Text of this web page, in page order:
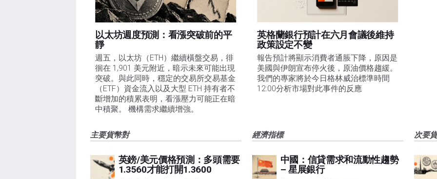
以太坊週度預測：看漲突破前的平
靜
週五，以太坊（ETH）繼續橫盤交易，徘
徊在 1,901 美元附近，暗示未來可能出現
突破。與此同時，穩定的交易所交易基金
（ETF）資金流入以及大型 ETH 持有者不
斷增加的積累表明，看漲壓力可能正在暗
中積聚。 機構需求繼續增強。
英格蘭銀行預計在六月會議後維持
政策設定不變
報告預計將顯示消費者通脹下降，原因是
美國與伊朗宣布停火後，原油價格趨緩。
我們的專家將於今日格林威治標準時間
12:00分析市場對此事件的反應
主要貨幣對
英鎊/美元價格預測：多頭需要
1.3560才能打開1.3600
經濟指標
中國：信貸需求和流動性趨勢
– 星展銀行
次要